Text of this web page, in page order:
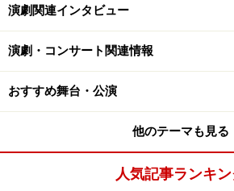
描かれる時代も国も違うけれど、21
私たちが観て、きっと何かが心に
ン・ヨンカーズ」。 少し肌寒くな
の事をふっと思い出すこの季節にぴ
パルコ劇場40周年記念公演 パルコ
演劇関連インタビュー
演劇・コンサート関連情報
おすすめ舞台・公演
他のテーマも見る
人気記事ランキ